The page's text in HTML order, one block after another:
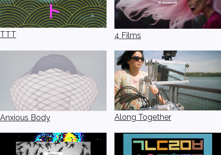
TTT 4 Films
Anxious Body Along Together